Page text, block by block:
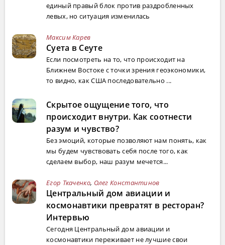
единый правый блок против раздробленных
левых, но ситуация изменилась
Максим Карев
Суета в Сеуте
Если посмотреть на то, что происходит на
Ближнем Востоке с точки зрения геоэкономики,
то видно, как США последовательно ...
Скрытое ощущение того, что
происходит внутри. Как соотнести
разум и чувство?
Без эмоций, которые позволяют нам понять, как
мы будем чувствовать себя после того, как
сделаем выбор, наш разум мечется...
Егор Ткаченко, Олег Константинов
Центральный дом авиации и
космонавтики превратят в ресторан?
Интервью
Сегодня Центральный дом авиации и
космонавтики переживает не лучшие свои